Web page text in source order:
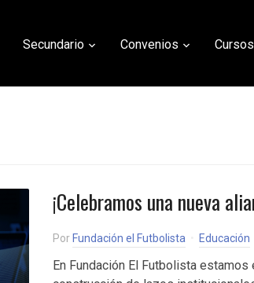
Secundario Convenios Cursos
¡Celebramos una nueva
Por Fundación el Futbolista Educación
En Fundación El Futbolista estamos